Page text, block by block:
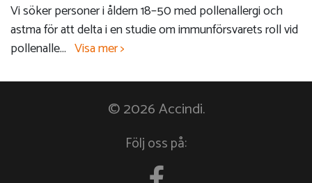
Vi söker personer i åldern 18–50 med pollenallergi och
astma för att delta i en studie om immunförsvarets roll vid
pollenalle... Visa mer >
© 2026 Accindi.
Följ oss på: